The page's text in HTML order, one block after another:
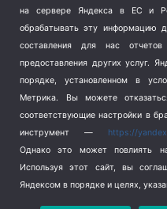
Экология (8)
Экономика (1172)
на сервере Яндекса в ЕС и
обрабатывать эту информацию
составления для нас
предоставления других услуг.
порядке, установленном в
Метрика.
Вы можете
соответствующие настройки в
инструмент — https://
Однако это может повлиять
Используя этот сайт, вы
Яндексом в порядке и целях,